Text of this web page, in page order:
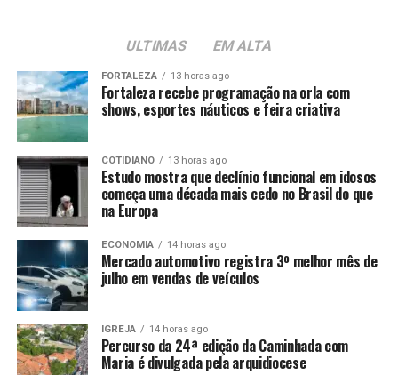
ULTIMAS EM ALTA
FORTALEZA 13 horas ago
Fortaleza recebe programação na orla com
shows, esportes náuticos e feira criativa
COTIDIANO 13 horas ago
Estudo mostra que declínio funcional em idosos
começa uma década mais cedo no Brasil do que
na Europa
ECONOMIA 14 horas ago
Mercado automotivo registra 3º melhor mês de
julho em vendas de veículos
IGREJA 14 horas ago
Percurso da 24ª edição da Caminhada com
Maria é divulgada pela arquidiocese